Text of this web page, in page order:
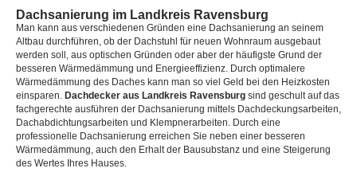
Dachsanierung im Landkreis Ravensburg
Man kann aus verschiedenen Gründen eine Dachsanierung an seinem
Altbau durchführen, ob der Dachstuhl für neuen Wohnraum ausgebaut
werden soll, aus optischen Gründen oder aber der häufigste Grund der
besseren Wärmedämmung und Energieeffizienz. Durch optimalere
Wärmedämmung des Daches kann man so viel Geld bei den Heizkosten
einsparen. Dachdecker aus Landkreis Ravensburg sind geschult auf das
fachgerechte ausführen der Dachsanierung mittels Dachdeckungsarbeiten,
Dachabdichtungsarbeiten und Klempnerarbeiten. Durch eine
professionelle Dachsanierung erreichen Sie neben einer besseren
Wärmedämmung, auch den Erhalt der Bausubstanz und eine Steigerung
des Wertes Ihres Hauses.